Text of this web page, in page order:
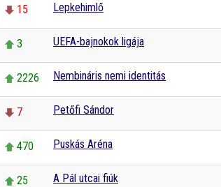
15 Lepkehimlő
3 UEFA-bajnokok ligája
2226 Nembináris nemi identitás
7 Petőfi Sándor
470 Puskás Aréna
25 A Pál utcai fiúk